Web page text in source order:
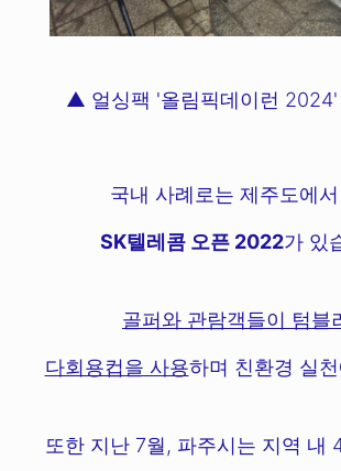
▲ 얼싱팩 '올림픽데이런 2024'
국내 사례로는 제주도에서
SK텔레콤 오픈 2022가 있
골퍼와 관람객들이 텀블
다회용컵을 사용하며 친환경 실
또한 지난 7월, 파주시는 지역 내